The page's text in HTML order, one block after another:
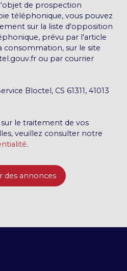
de prospection
téléphonique, vous pouvez
sur la liste d'opposition
prévu par l'article
consommation, sur le site
ou par courrier
Bloctel, CS 61311, 41013
le traitement de vos
veuillez consulter notre
.
des annonces